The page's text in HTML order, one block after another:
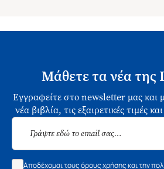
Μάθετε τα νέα της
Εγγραφείτε στο newsletter μας και
νέα βιβλία, τις εξαιρετικές τιμές
Αποδέχομαι τους όρους χρήσης και την